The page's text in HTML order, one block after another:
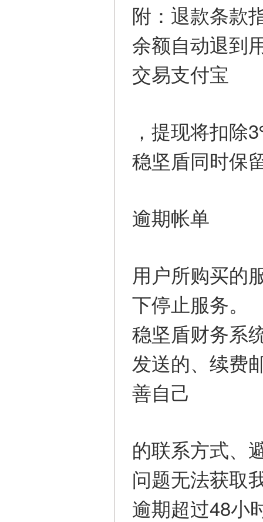
附：退款条款
余额自动退到
交易支付宝
，提现将扣除
稳坚盾同时保
逾期帐单
用户所购买的
下停止服务。
稳坚盾财务系
发送的、续费
善自己
的联系方式、
问题无法获取
逾期超过48小